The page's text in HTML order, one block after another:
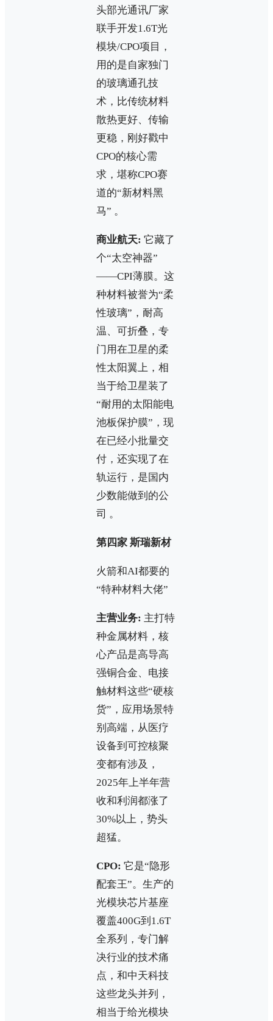
头部光通讯厂家
联手开发1.6T光
模块/CPO项目，
用的是自家独门
的玻璃通孔技
术，比传统材料
散热更好、传输
更稳，刚好戳中
CPO的核心需
求，堪称CPO赛
道的“新材料黑
马” 。
商业航天: 它藏了
个“太空神器”
——CPI薄膜。这
种材料被誉为“柔
性玻璃”，耐高
温、可折叠，专
门用在卫星的柔
性太阳翼上，相
当于给卫星装了
“耐用的太阳能电
池板保护膜”，现
在已经小批量交
付，还实现了在
轨运行，是国内
少数能做到的公
司 。
第四家 斯瑞新材
火箭和AI都要的
“特种材料大佬”
主营业务: 主打特
种金属材料，核
心产品是高导高
强铜合金、电接
触材料这些“硬核
货”，应用场景特
别高端，从医疗
设备到可控核聚
变都有涉及，
2025年上半年营
收和利润都涨了
30%以上，势头
超猛。
CPO: 它是“隐形
配套王”。生产的
光模块芯片基座
覆盖400G到1.6T
全系列，专门解
决行业的技术痛
点，和中天科技
这些龙头并列，
相当于给光模块